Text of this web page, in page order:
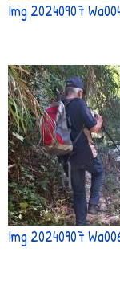
Img 20240907
Img 20240907